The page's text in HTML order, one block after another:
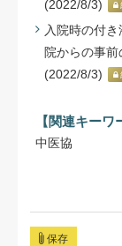
(2022/8/3)
入院時の付
院からの事
(2022/8/3)
【関連キーワ
中医協
保存